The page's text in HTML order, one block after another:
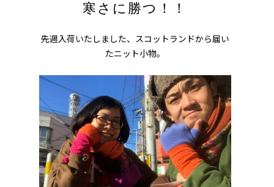
寒さに勝つ！！
先週入荷いたしました、スコットランドから届い
たニット小物。